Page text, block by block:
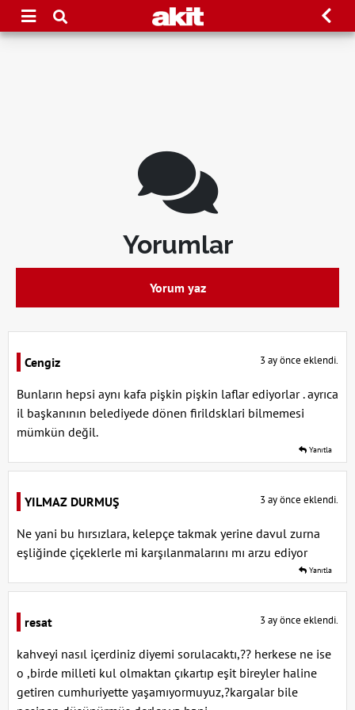
Yorumlar
Yorum yaz
Cengiz 3 ay önce eklendi.
Bunların hepsi aynı kafa pişkin pişkin laflar ediyorlar . ayrıca
il başkanının belediyede dönen firildsklari bilmemesi
mümkün değil.
Yanıtla
YILMAZ DURMUŞ 3 ay önce eklendi.
Ne yani bu hırsızlara, kelepçe takmak yerine davul zurna
eşliğinde çiçeklerle mi karşılanmalarını mı arzu ediyor
Yanıtla
resat 3 ay önce eklendi.
kahveyi nasıl içerdiniz diyemi sorulacaktı,?? herkese ne ise
o ,birde milleti kul olmaktan çıkartıp eşit bireyler haline
getiren cumhuriyette yaşamıyormuyuz,?kargalar bile